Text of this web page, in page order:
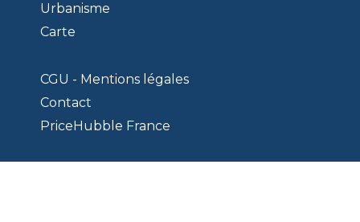
Urbanisme
Carte
CGU - Mentions légales
Contact
PriceHubble France